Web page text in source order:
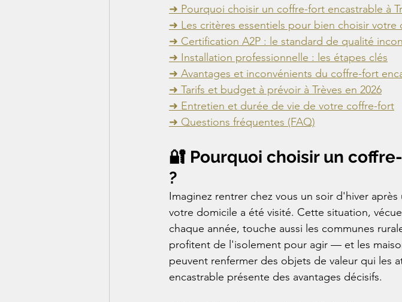
➜ Pourquoi choisir un coffre-fort encastrable à
➜ Les critères essentiels pour bien choisir votre
➜ Certification A2P : le standard de qualité
➜ Installation professionnelle : les étapes clés
➜ Avantages et inconvénients du coffre-fort
➜ Tarifs et budget à prévoir à Trèves en 2026
➜ Entretien et durée de vie de votre coffre-fort
➜ Questions fréquentes (FAQ)
🔐 Pourquoi choisir un
?
Imaginez rentrer chez vous un soir d'hiver
votre domicile a été visité. Cette situation,
chaque année, touche aussi les communes
profitent de l'isolement pour agir — et les
peuvent renfermer des objets de valeur qui les
encastrable présente des avantages décisifs.